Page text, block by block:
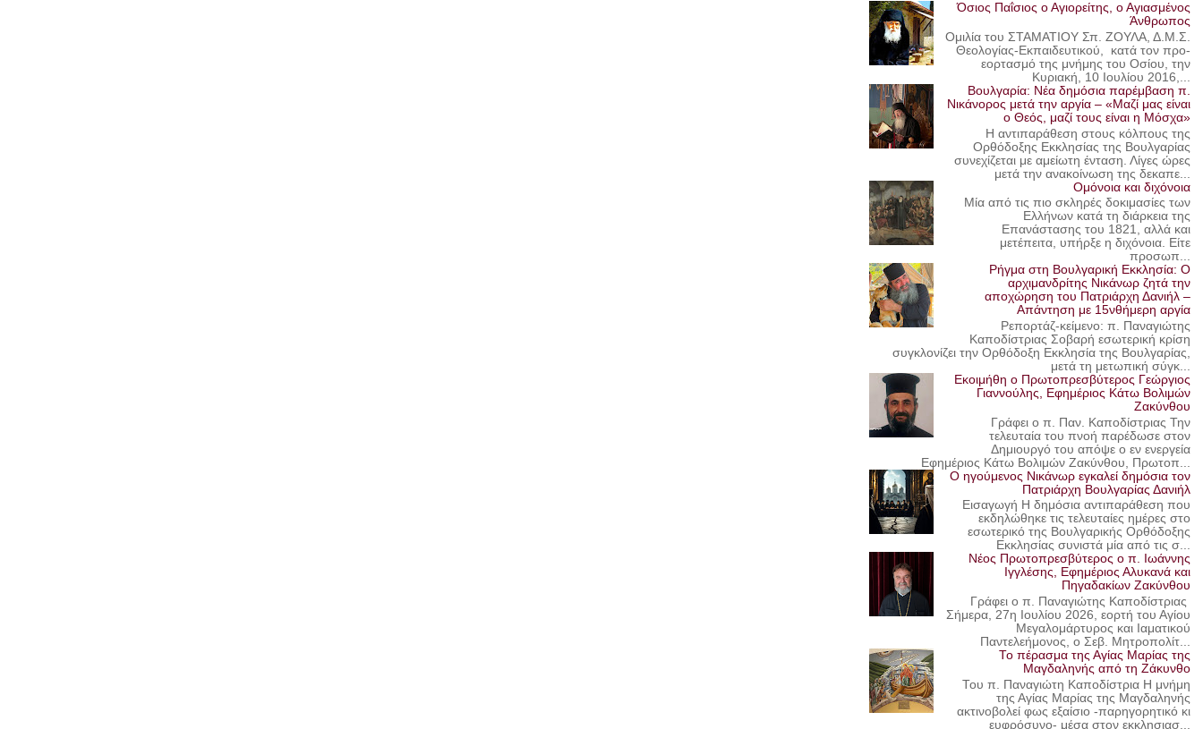
Όσιος Παΐσιος ο Αγιορείτης, ο Αγιασμένος
Άνθρωπος
Ομιλία του ΣΤΑΜΑΤΙΟΥ Σπ. ΖΟΥΛΑ, Δ.Μ.Σ.
Θεολογίας-Εκπαιδευτικού, κατά τον προ-
εορτασμό της μνήμης του Οσίου, την
Κυριακή, 10 Ιουλίου 2016,...
Βουλγαρία: Νέα δημόσια παρέμβαση π.
Νικάνορος μετά την αργία – «Μαζί μας είναι
ο Θεός, μαζί τους είναι η Μόσχα»
Η αντιπαράθεση στους κόλπους της
Ορθόδοξης Εκκλησίας της Βουλγαρίας
συνεχίζεται με αμείωτη ένταση. Λίγες ώρες
μετά την ανακοίνωση της δεκαπε...
Ομόνοια και διχόνοια
Μία από τις πιο σκληρές δοκιμασίες των
Ελλήνων κατά τη διάρκεια της
Επανάστασης του 1821, αλλά και
μετέπειτα, υπήρξε η διχόνοια. Είτε
προσωπ...
Ρήγμα στη Βουλγαρική Εκκλησία: Ο
αρχιμανδρίτης Νικάνωρ ζητά την
αποχώρηση του Πατριάρχη Δανιήλ –
Απάντηση με 15νθήμερη αργία
Ρεπορτάζ-κείμενο: π. Παναγιώτης
Καποδίστριας Σοβαρή εσωτερική κρίση
συγκλονίζει την Ορθόδοξη Εκκλησία της Βουλγαρίας,
μετά τη μετωπική σύγκ...
Εκοιμήθη ο Πρωτοπρεσβύτερος Γεώργιος
Γιαννούλης, Εφημέριος Κάτω Βολιμών
Ζακύνθου
Γράφει ο π. Παν. Καποδίστριας Την
τελευταία του πνοή παρέδωσε στον
Δημιουργό του απόψε ο εν ενεργεία
Εφημέριος Κάτω Βολιμών Ζακύνθου, Πρωτοπ...
Ο ηγούμενος Νικάνωρ εγκαλεί δημόσια τον
Πατριάρχη Βουλγαρίας Δανιήλ
Εισαγωγή Η δημόσια αντιπαράθεση που
εκδηλώθηκε τις τελευταίες ημέρες στο
εσωτερικό της Βουλγαρικής Ορθόδοξης
Εκκλησίας συνιστά μία από τις σ...
Νέος Πρωτοπρεσβύτερος ο π. Ιωάννης
Ιγγλέσης, Εφημέριος Αλυκανά και
Πηγαδακίων Ζακύνθου
Γράφει ο π. Παναγιώτης Καποδίστριας
Σήμερα, 27η Ιουλίου 2026, εορτή του Αγίου
Μεγαλομάρτυρος και Ιαματικού
Παντελεήμονος, ο Σεβ. Μητροπολίτ...
Το πέρασμα της Αγίας Μαρίας της
Μαγδαληνής από τη Ζάκυνθο
Του π. Παναγιώτη Καποδίστρια Η μνήμη
της Αγίας Μαρίας της Μαγδαληνής
ακτινοβολεί φως εξαίσιο -παρηγορητικό κι
ευφρόσυνο- μέσα στον εκκλησιασ...